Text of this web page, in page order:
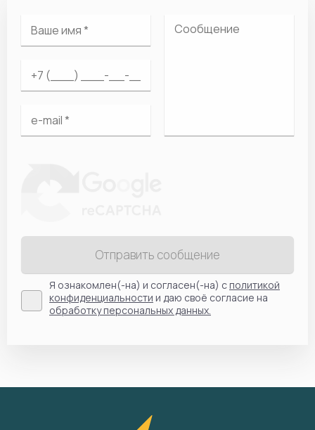
Отправить сообщение
Я ознакомлен(-на) и согласен(-на) сполитикой
конфиденциальности и даю своё согласие на
обработку персональных данных.